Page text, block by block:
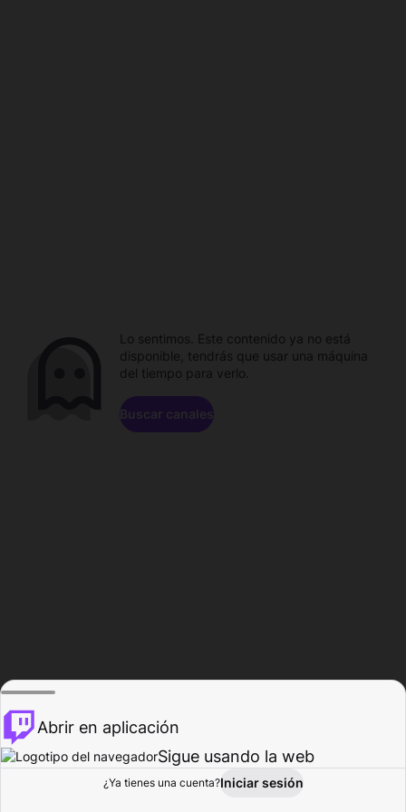
Explorar Actividad
Lo sentimos. Este contenido ya no está
disponible, tendrás que usar una máquina
del tiempo para verlo.
Buscar canales
Abrir en aplicación
Sigue usando la web
¿Ya tienes una cuenta?Iniciar sesión